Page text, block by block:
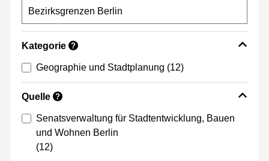
Kategorie ?
Geographie und Stadtplanung (12)
Quelle ?
Senatsverwaltung für Stadtentwicklung, Bauen
und Wohnen Berlin
(12)